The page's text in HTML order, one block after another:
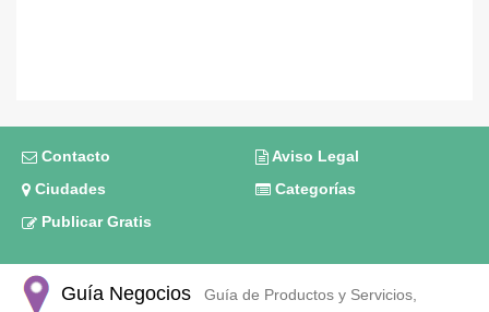
Contacto
Aviso Legal
Ciudades
Categorías
Publicar Gratis
Guía Negocios Guía de Productos y Servicios,